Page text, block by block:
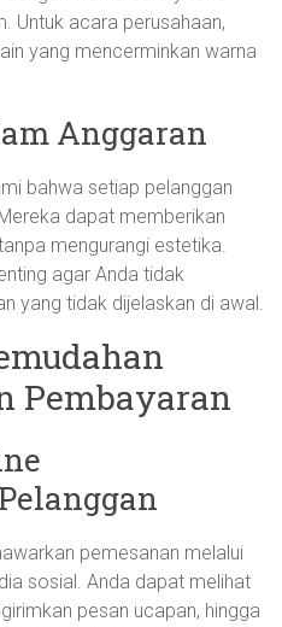
Untuk acara perusahaan,
yang mencerminkan warna
Anggaran
bahwa setiap pelanggan
dapat memberikan
mengurangi estetika.
agar Anda tidak
yang tidak dijelaskan di awal.
Pembayaran
pemesanan melalui
sosial. Anda dapat melihat
pesan ucapan, hingga